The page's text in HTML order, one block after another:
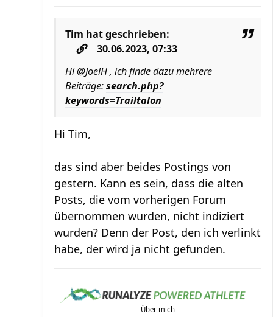
Tim hat geschrieben:
30.06.2023, 07:33
Hi @JoelH , ich finde dazu mehrere
Beiträge:search.php?
keywords=Trailtalon
Hi Tim,
das sind aber beides Postings von
gestern. Kann es sein, dass die alten
Posts, die vom vorherigen Forum
übernommen wurden, nicht indiziert
wurden? Denn der Post, den ich verlinkt
habe, der wird ja nicht gefunden.
Über mich